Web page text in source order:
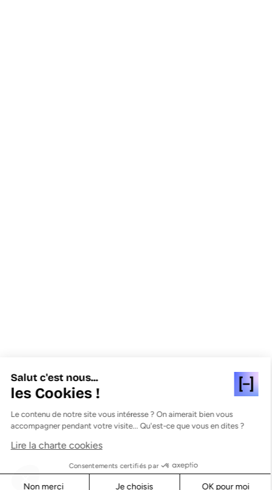
Salut c'est nous...
les Cookies !
Le contenu de notre site vous intéresse ? On aimerait bien vous
accompagner pendant votre visite... Qu'est-ce que vous en dites ?
Lire la charte cookies
Consentements certifiés par
Non merci Je choisis OK pour moi